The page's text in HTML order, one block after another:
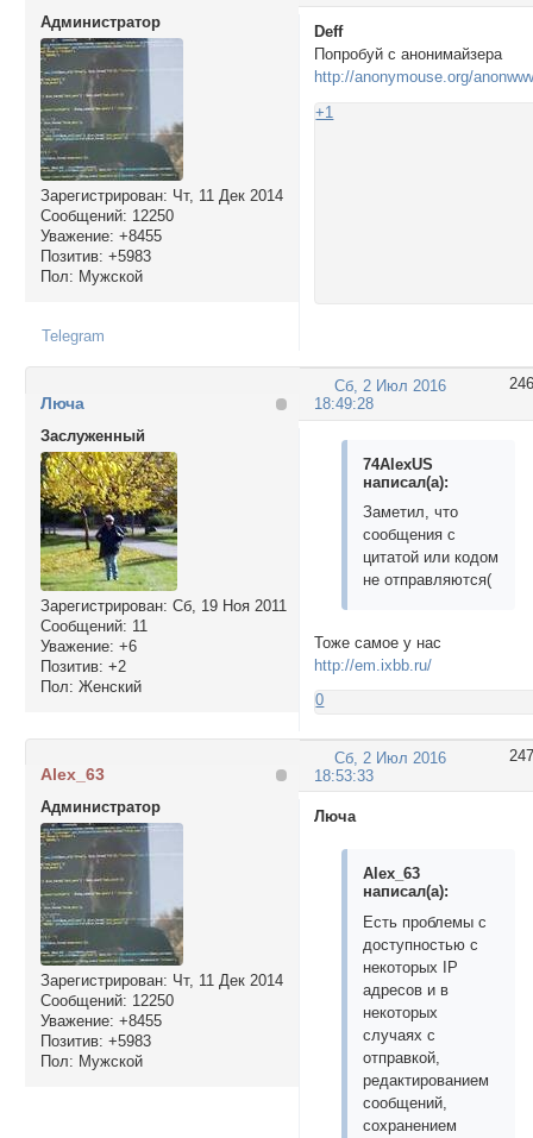
Администратор
Зарегистрирован: Чт, 11 Дек 2014
Сообщений: 12250
Уважение: +8455
Позитив: +5983
Пол: Мужской
Deff
Попробуй с анонимайзера
http://anonymouse.org/
+1
Telegram
246
Сб, 2 Июл 2016
18:49:28
Люча
Заслуженный
Зарегистрирован: Сб, 19 Ноя 2011
Сообщений: 11
Уважение: +6
Позитив: +2
Пол: Женский
74AlexUS
написал(а):
Заметил, что
сообщения с
цитатой или кодом
не отправляются(
Тоже самое у нас
http://em.ixbb.ru/
0
247
Сб, 2 Июл 2016
18:53:33
Alex_63
Администратор
Зарегистрирован: Чт, 11 Дек 2014
Сообщений: 12250
Уважение: +8455
Позитив: +5983
Пол: Мужской
Люча
Alex_63
написал(а):
Есть проблемы с
доступностью с
некоторых IP
адресов и в
некоторых
случаях с
отправкой,
редактированием
сообщений,
сохранением